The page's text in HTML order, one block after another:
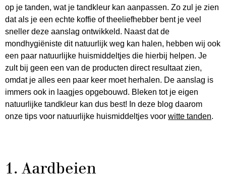
op je tanden, wat je tandkleur kan aanpassen. Zo zul je zien
dat als je een echte koffie of theeliefhebber bent je veel
sneller deze aanslag ontwikkeld. Naast dat de
mondhygiëniste dit natuurlijk weg kan halen, hebben wij ook
een paar natuurlijke huismiddeltjes die hierbij helpen. Je
zult bij geen een van de producten direct resultaat zien,
omdat je alles een paar keer moet herhalen. De aanslag is
immers ook in laagjes opgebouwd. Bleken tot je eigen
natuurlijke tandkleur kan dus best! In deze blog daarom
onze tips voor natuurlijke huismiddeltjes voor witte tanden.
1. Aardbeien